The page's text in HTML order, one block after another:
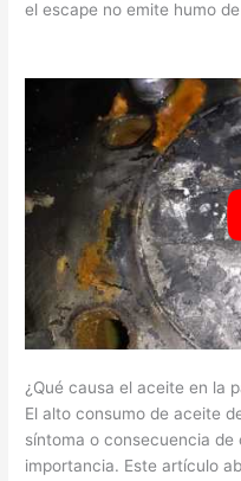
el escape no emite humo
¿Qué causa el aceite en la
El alto consumo de aceite
síntoma o consecuencia
importancia. Este artículo